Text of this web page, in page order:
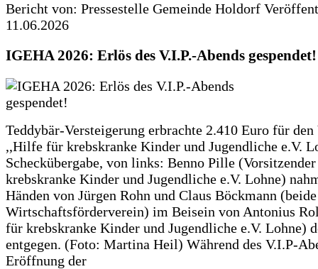
Bericht von: Pressestelle Gemeinde Holdorf
11.06.2026
IGEHA 2026: Erlös des V.I.P.-Abends gespendet!
Teddybär-Versteigerung erbrachte 2.410 Euro für den
,,Hilfe für krebskranke Kinder und Jugendliche e.V.
Scheckübergabe, von links: Benno Pille
krebskranke Kinder und Jugendliche e.V. Lohne)
Händen von Jürgen Rohn und Claus Böckmann
Wirtschaftsförderverein) im Beisein von Antonius
für krebskranke Kinder und Jugendliche e.V. Lohne)
entgegen. (Foto: Martina Heil) Während des V.I.P-
Eröffnung der